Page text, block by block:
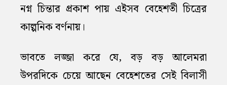
নগ্ন চিন্তার প্রকাশ পায় এইসব বেহেশতী চিত্রের
কাল্পনিক বর্ণনায়।
ভাবতে লজ্জা করে যে, বড় বড় আলেমরা
উপরদিকে চেয়ে আছেন বেহেশতের সেই বিলাসী